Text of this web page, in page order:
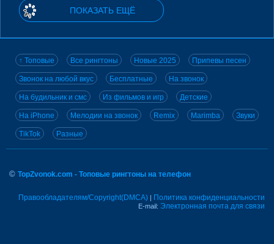
ПОКАЗАТЬ ЕЩЁ
↑ Топовые Все рингтоны Новые 2025 Припевы песен
Звонок на любой вкус Бесплатные На звонок
На будильник и смс Из фильмов и игр Детские
На iPhone Мелодии на звонок Remix Marimba Звуки
TikTok Разные
© TopZvonok.com - Топовые рингтоны на телефон
Правообладателям/Copyright(DMCA) | Политика конфиденциальности
E-mail: Электронная почта для связи